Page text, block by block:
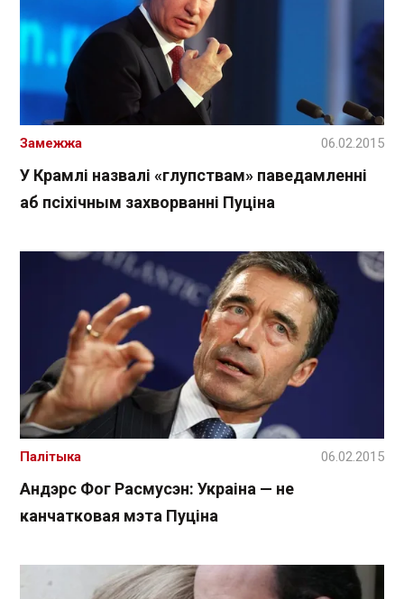
У Крамлі назвалі «глупствам» паведамленні
аб псіхічным захворванні Пуціна
Замежжа 06.02.2015
Андэрс Фог Расмусэн: Украіна — не
канчатковая мэта Пуціна
Палітыка 06.02.2015